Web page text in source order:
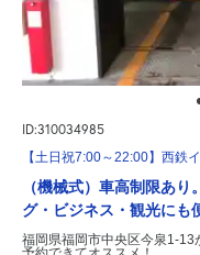
ID:310034985
【土日祝7:00～22:00】西鉄
（機械式）車高制限あ
グ・ビジネス・観光にも
福岡県福岡市中央区今泉1-13